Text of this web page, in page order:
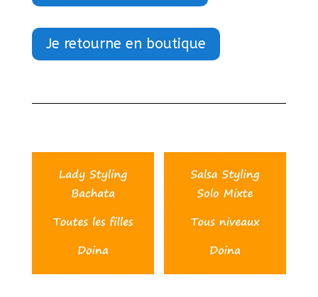
Je retourne en boutique